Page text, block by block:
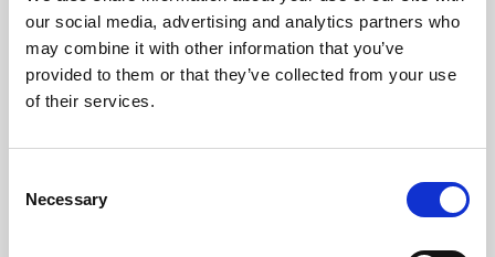
our social media, advertising and analytics partners who
may combine it with other information that you’ve
provided to them or that they’ve collected from your use
of their services.
Selection
Necessary